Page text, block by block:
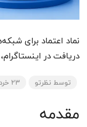
نماد اعتماد برای
دریافت در اینستاگرام،
توسط نظرتو 23 خرداد 1405
مقدمه